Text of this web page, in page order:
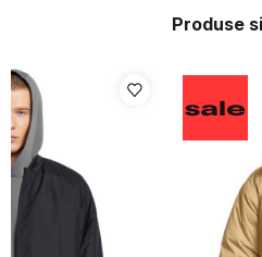
Produse